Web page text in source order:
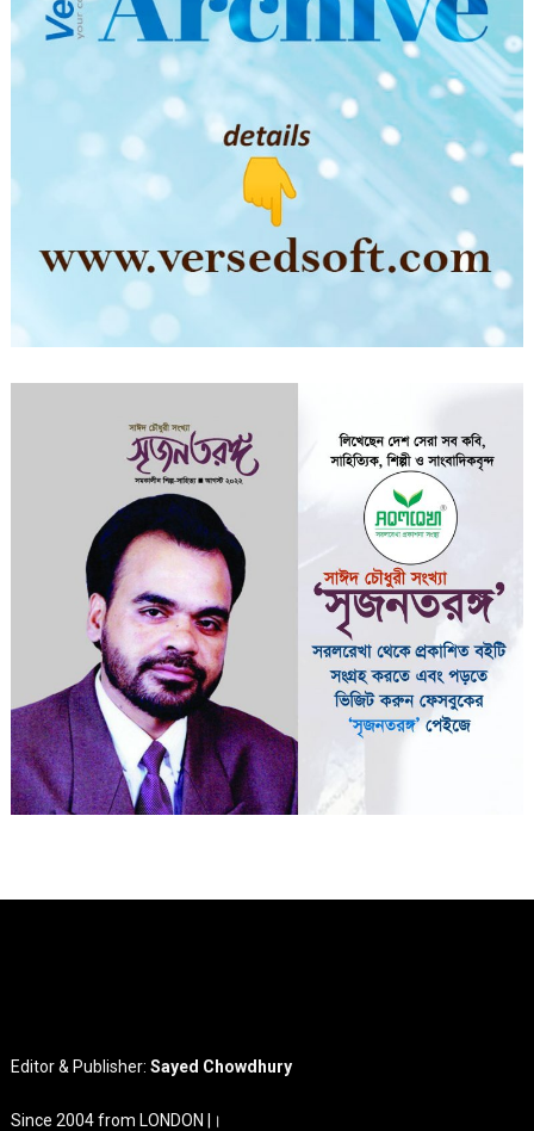
Editor & Publisher:Sayed Chowdhury
Since 2004 from LONDON |।